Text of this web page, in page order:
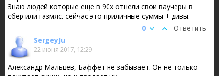
Знаю людей которые еще в 90х отнели свои ваучеры в
сбер или газмяс, сейчас это приличные суммы + дивы.
Ответить
0
SergeyJu
22 июня 2017, 12:29
Александр Мальцев, Баффет не забывает. Он не только